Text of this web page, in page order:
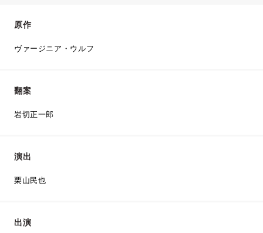
原作
ヴァージニア・ウルフ
翻案
岩切正一郎
演出
栗山民也
出演